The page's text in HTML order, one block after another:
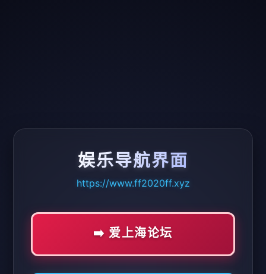
娱乐导航界面
https://www.ff2020ff.xyz
➡️ 爱上海论坛